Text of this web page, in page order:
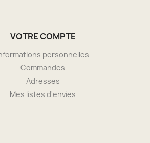
VOTRE COMPTE
personnelles
Commandes
Adresses
Mes listes d'envies